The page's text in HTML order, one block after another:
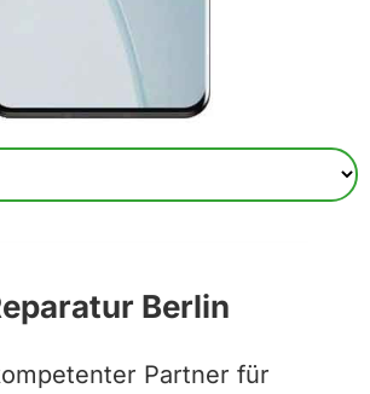
Berlin
Partner für